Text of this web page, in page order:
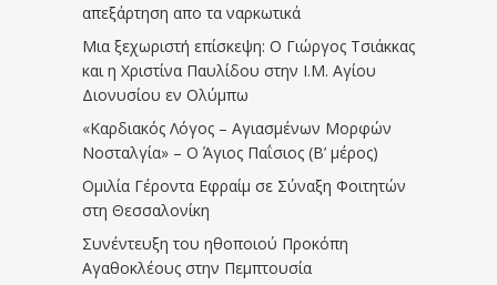
απεξάρτηση απο τα ναρκωτικά
Μια ξεχωριστή επίσκεψη: Ο Γιώργος Τσιάκκας
και η Χριστίνα Παυλίδου στην Ι.Μ. Αγίου
Διονυσίου εν Ολύμπω
«Καρδιακός Λόγος – Αγιασμένων Μορφών
Νοσταλγία» – Ο Άγιος Παΐσιος (Β’ μέρος)
Ομιλία Γέροντα Εφραίμ σε Σύναξη Φοιτητών
στη Θεσσαλονίκη
Συνέντευξη του ηθοποιού Προκόπη
Αγαθοκλέους στην Πεμπτουσία